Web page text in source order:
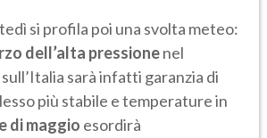
si profila poi una svolta meteo:
dell’alta pressionenel
sarà infatti garanzia di
più stabile e temperature in
di maggio esordirà